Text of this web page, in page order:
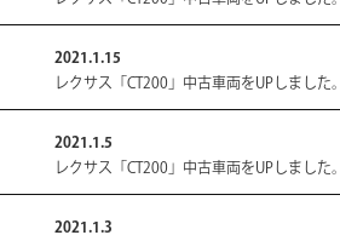
サイトポリシー
2021.1.15
レクサス「CT200」中古車両をUPしました。
2021.1.5
レクサス「CT200」中古車両をUPしました。
2021.1.3